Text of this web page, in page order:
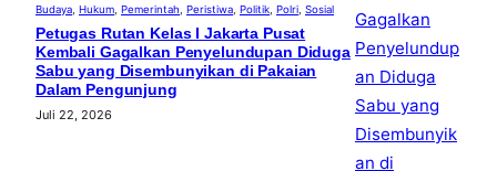
Budaya Hukum Pemerintah Peristiwa Politik Polri Sosial
Petugas Rutan Kelas I Jakarta Pusat
Kembali Gagalkan Penyelundupan Diduga
Sabu yang Disembunyikan di Pakaian
Dalam Pengunjung
Juli 22, 2026